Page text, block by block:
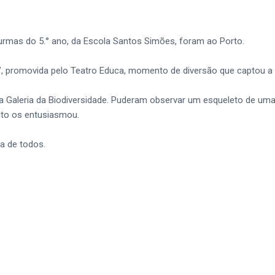
do 5.° ano, da Escola Santos Simões, foram ao Porto.
promovida pelo Teatro Educa, momento de diversão que captou
da Biodiversidade. Puderam observar um esqueleto de
os entusiasmou.
de todos.